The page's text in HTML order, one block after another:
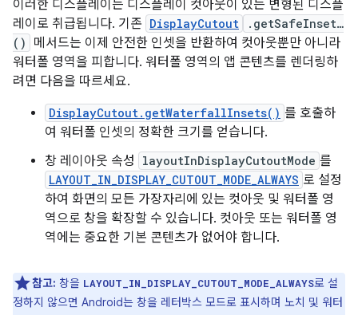
이러한 디스플레이는 디스플레이 컷아웃이 있는 변형된 디스플
레이로 취급됩니다. 기존 DisplayCutout
.getSafeInset…
()
메서드는 이제 안전한 인셋을 반환하여 컷아웃뿐만 아니라
워터폴 영역을 피합니다. 워터폴 영역의 앱 콘텐츠를 렌더링하
려면 다음을 따르세요.
DisplayCutout.getWaterfallInsets() 를 호출하
여 워터폴 인셋의 정확한 크기를 얻습니다.
창 레이아웃 속성
layoutInDisplayCutoutMode 를
LAYOUT_IN_DISPLAY_CUTOUT_MODE_ALWAYS 로 설정
하여 화면의 모든 가장자리에 있는 컷아웃 및 워터폴 영
역으로 창을 확장할 수 있습니다. 컷아웃 또는 워터폴 영
역에는 중요한 기본 콘텐츠가 없어야 합니다.
참고: 창을 LAYOUT_IN_DISPLAY_CUTOUT_MODE_ALWAYS로 설
정하지 않으면 Android는 창을 레터박스 모드로 표시하며 노치 및 워터